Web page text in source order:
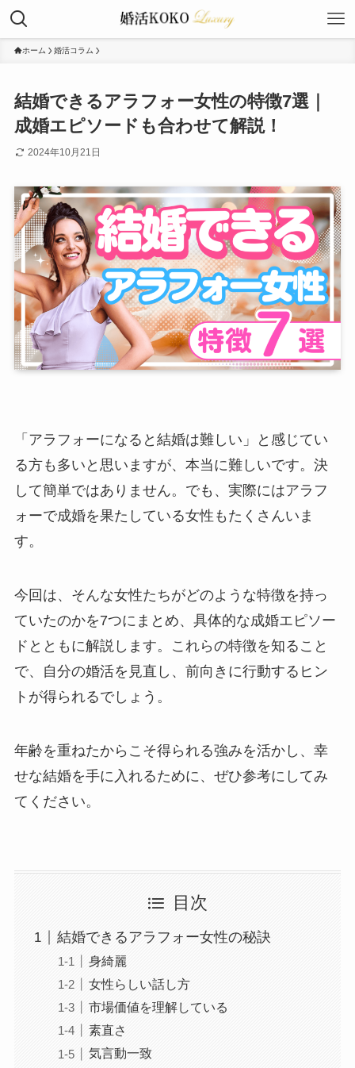
ホーム 婚活コラム
結婚できるアラフォー女性の特徴7選｜
成婚エピソードも合わせて解説！
2024年10月21日
「アラフォーになると結婚は難しい」と感じてい
る方も多いと思いますが、本当に難しいです。決
して簡単ではありません。でも、実際にはアラフ
ォーで成婚を果たしている女性もたくさんいま
す。
今回は、そんな女性たちがどのような特徴を持っ
ていたのかを7つにまとめ、具体的な成婚エピソー
ドとともに解説します。これらの特徴を知ること
で、自分の婚活を見直し、前向きに行動するヒン
トが得られるでしょう。
年齢を重ねたからこそ得られる強みを活かし、幸
せな結婚を手に入れるために、ぜひ参考にしてみ
てください。
目次
結婚できるアラフォー女性の秘訣
身綺麗
女性らしい話し方
市場価値を理解している
素直さ
気言動一致